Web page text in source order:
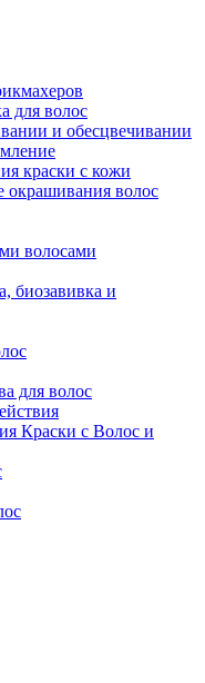
для волос
и обесцвечивании
краски с кожи
окрашивания волос
волосами
биозавивка и
для волос
Краски с Волос и